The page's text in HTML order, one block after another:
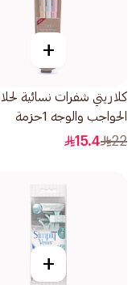
+
كلاريتي شفرات نسائية
الحواجب والوجه 1حزمة
22
15.4
+